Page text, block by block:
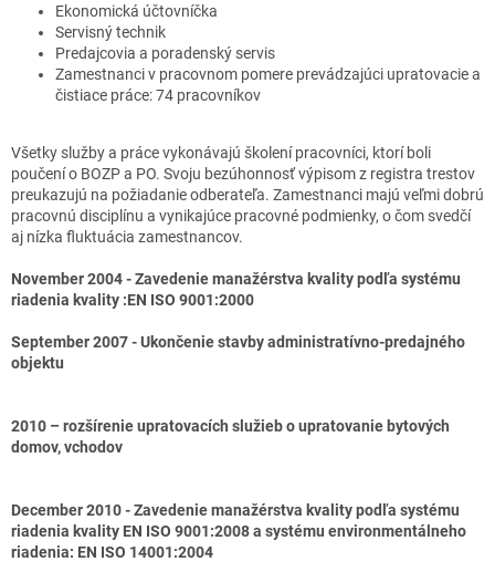
Ekonomická účtovníčka
Servisný technik
Predajcovia a poradenský servis
Zamestnanci v pracovnom pomere prevádzajúci upratovacie a
čistiace práce: 74 pracovníkov
Všetky služby a práce vykonávajú školení pracovníci, ktorí boli
poučení o BOZP a PO. Svoju bezúhonnosť výpisom z registra trestov
preukazujú na požiadanie odberateľa. Zamestnanci majú veľmi dobrú
pracovnú disciplínu a vynikajúce pracovné podmienky, o čom svedčí
aj nízka fluktuácia zamestnancov.
November 2004 - Zavedenie manažérstva kvality podľa systému
riadenia kvality :EN ISO 9001:2000
September 2007 - Ukončenie stavby administratívno-predajného
objektu
2010 – rozšírenie upratovacích služieb o upratovanie bytových
domov, vchodov
December 2010 - Zavedenie manažérstva kvality podľa systému
riadenia kvality EN ISO 9001:2008 a systému environmentálneho
riadenia: EN ISO 14001:2004